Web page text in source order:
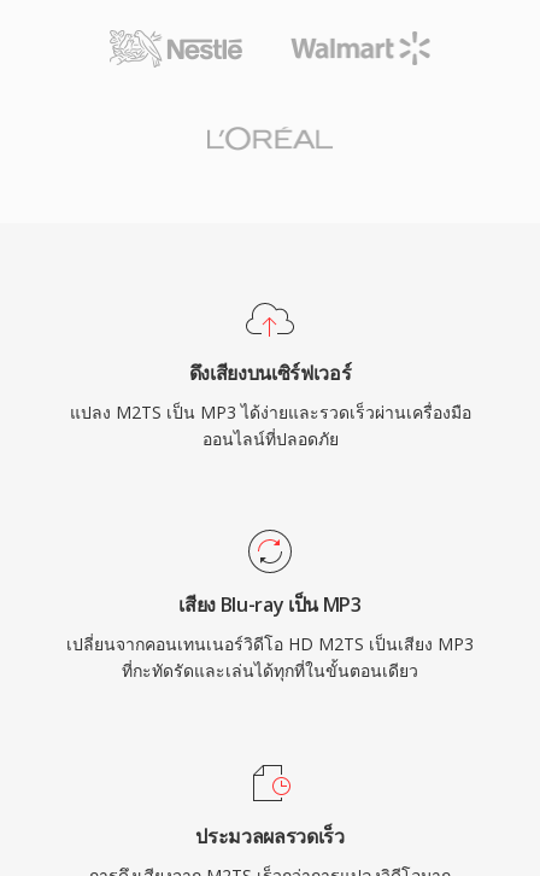
เนื้อหาความละเอียดสูงที่ต้องการรักษาคุณภาพ
ต้นฉบับอย่างครบถ้วน
และเผยแพร่เพลงผ่านอินเทอร์เน็ตได้อย่างสะดวก
ปฏิบัติการ และอุปกรณ์พกพาแทบทุกชนิด
ดึงเสียงบนเซิร์ฟเวอร์
แปลง M2TS เป็น MP3 ได้ง่ายและรวดเร็วผ่านเครื่องมือ
ออนไลน์ที่ปลอดภัย
เสียง Blu-ray เป็น MP3
เปลี่ยนจากคอนเทนเนอร์วิดีโอ HD M2TS เป็นเสียง MP3
ที่กะทัดรัดและเล่นได้ทุกที่ในขั้นตอนเดียว
ประมวลผลรวดเร็ว